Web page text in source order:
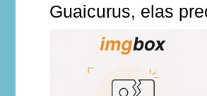
Guaicurus, elas